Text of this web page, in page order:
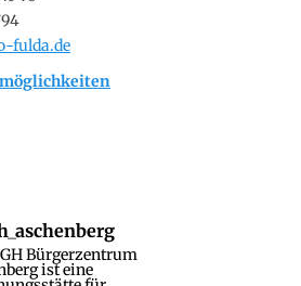
fulda.de
Bürgerzentrum
ist eine